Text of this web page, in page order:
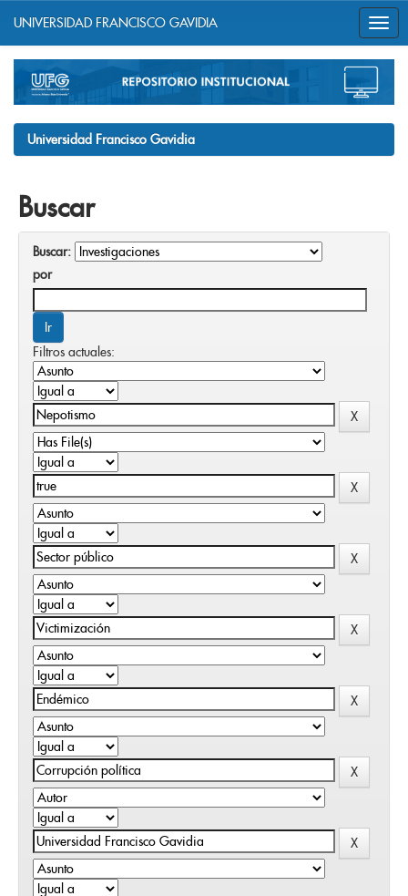
navigation
UNIVERSIDAD FRANCISCO GAVIDIA
Universidad Francisco Gavidia
Buscar
Buscar:
por
Filtros actuales: